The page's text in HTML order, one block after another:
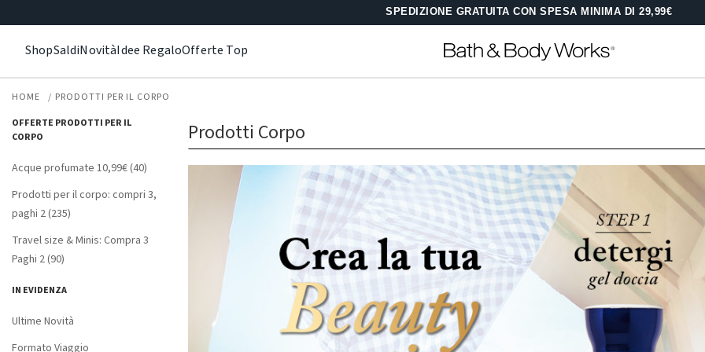
SPEDIZIONE GRATUITA CON SPESA MINIMA DI 29,99€
ShopSaldiNovitàIdee RegaloOfferte Top
HOME
PRODOTTI PER IL CORPO
OFFERTE PRODOTTI PER IL
CORPO
Acque profumate 10,99€ (40)
Prodotti per il corpo: compri 3,
paghi 2 (235)
Travel size & Minis: Compra 3
Paghi 2 (90)
IN EVIDENZA
Ultime Novità
Formato Viaggio
Prodotti Corpo